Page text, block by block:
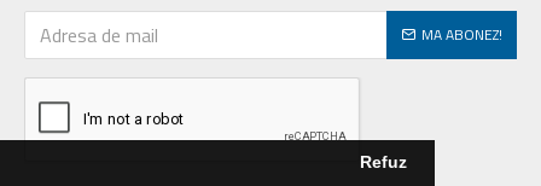
Refuz
MA ABONEZ!